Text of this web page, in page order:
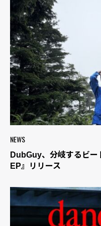
NEWS
DubGuy、分岐するビ
EP』リリース